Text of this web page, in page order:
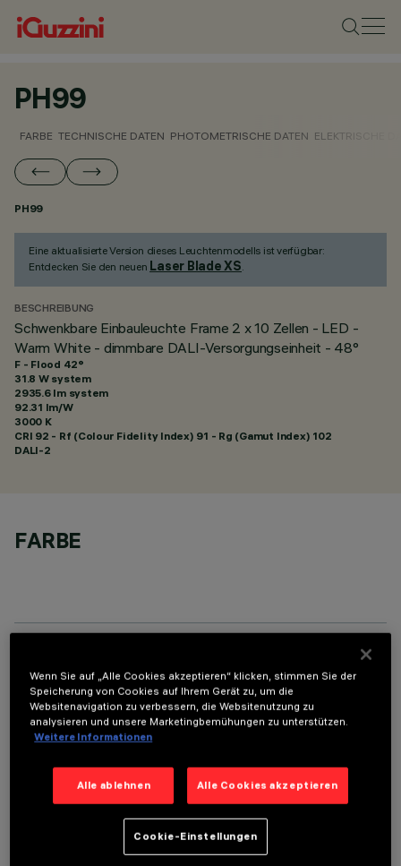
PH99
FARBE TECHNISCHE DATEN PHOTOMETRISCHE DATEN ELEKTRISCHE
PH99
Eine aktualisierte Version dieses Leuchtenmodells ist verfügbar:
Entdecken Sie den neuen Laser Blade XS.
BESCHREIBUNG
Schwenkbare Einbauleuchte Frame 2 x 10 Zellen - LED -
Warm White - dimmbare DALI-Versorgungseinheit - 48°
F - Flood 42°
31.8 W system
2935.6 lm system
92.31 lm/W
3000 K
CRI 92 - Rf (Colour Fidelity Index) 91 - Rg (Gamut Index) 102
DALI-2
FARBE
TECHNISCHE DATEN
LETZTES UPDATE: 05.08.2026
BESCHREIBUNG
profiliertem Stahlblech mit Anschlag-Außenrand. Der lineare
Korpus aus Aluminiumdruckguss mit 10 Zellen sieht die
Möglichkeit vor, die Lichtemission mit einer Schwenkung von
+/- 20° auszurichten. Hochauflösungsoptiken aus
Wenn Sie auf „Alle Cookies akzeptieren“ klicken, stimmen Sie der
Speicherung von Cookies auf Ihrem Gerät zu, um die
Websitenavigation zu verbessern, die Websitenutzung zu
analysieren und unsere Marketingbemühungen zu unterstützen.
Weitere Informationen
Alle ablehnen Alle Cookies akzeptieren
Cookie-Einstellungen